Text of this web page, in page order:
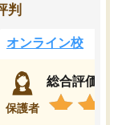
判
オンライン校
保護者
総合評価